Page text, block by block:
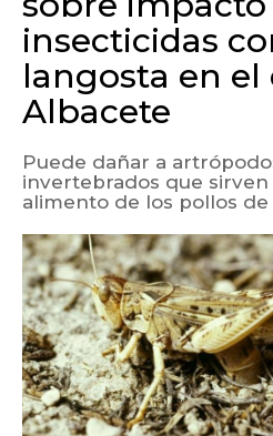
insecticidas
langosta en el
Albacete
Puede dañar a
invertebrados que
alimento de los pollos de